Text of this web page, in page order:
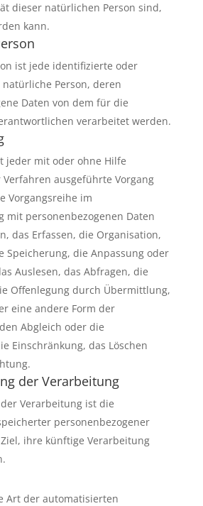
dieser natürlichen Person sind,
kann.
ist jede identifizierte oder
Person, deren
Daten von dem für die
verarbeitet werden.
jeder mit oder ohne Hilfe
ausgeführte Vorgang
Vorgangsreihe im
mit personenbezogenen Daten
das Erfassen, die Organisation,
Speicherung, die Anpassung oder
Auslesen, das Abfragen, die
Offenlegung durch Übermittlung,
eine andere Form der
Abgleich oder die
Einschränkung, das Löschen
der Verarbeitung
Verarbeitung ist die
personenbezogener
ihre künftige Verarbeitung
Art der automatisierten